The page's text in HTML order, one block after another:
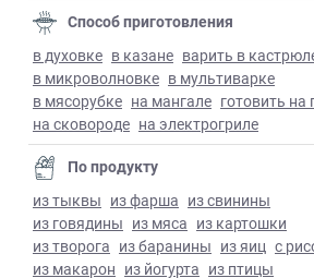
Способ приготовления
в духовке в казане варить в
в микроволновке в мультиварке
в мясорубке на мангале готовить на
на сковороде на электрогриле
По продукту
из тыквы из фарша из свинины
из говядины из мяса из картошки
из творога из баранины из яиц с
из макарон из йогурта из птицы